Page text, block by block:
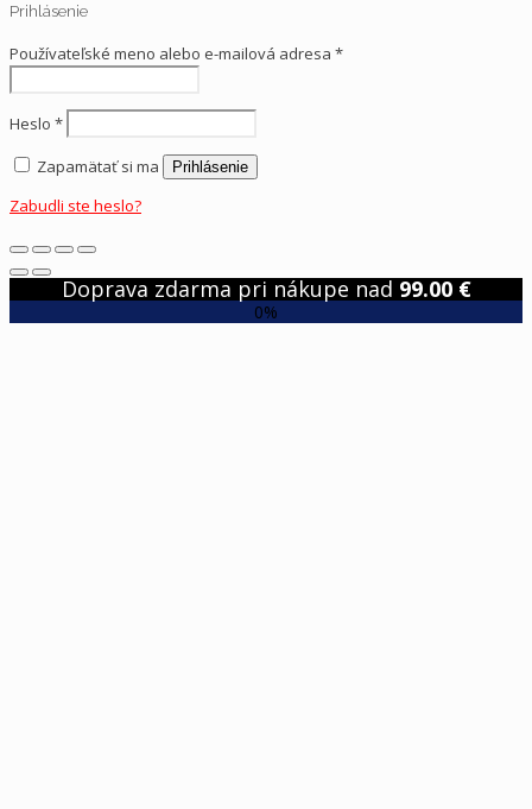
Prihlásenie
Používateľské meno alebo e-mailová adresa *
Heslo *
Zapamätať si ma
Prihlásenie
Zabudli ste heslo?
Doprava zdarma pri nákupe nad 99.00 €
0%